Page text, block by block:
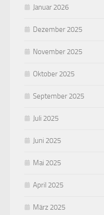
Januar 2026
Dezember 2025
November 2025
Oktober 2025
September 2025
Juli 2025
Juni 2025
Mai 2025
April 2025
März 2025